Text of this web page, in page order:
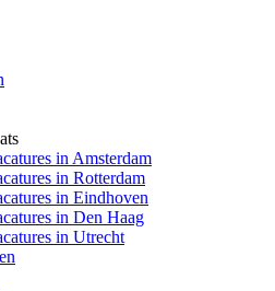
in Amsterdam
in Rotterdam
in Eindhoven
in Den Haag
in Utrecht